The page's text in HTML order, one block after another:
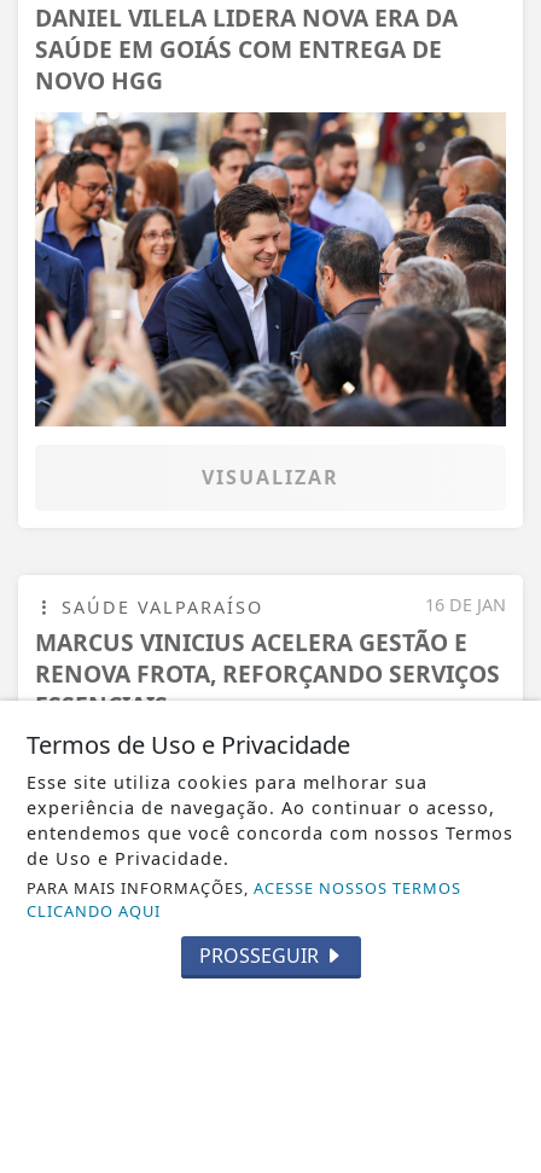
DANIEL VILELA LIDERA NOVA ERA DA
SAÚDE EM GOIÁS COM ENTREGA DE
NOVO HGG
VISUALIZAR
16 DE JAN
SAÚDE VALPARAÍSO
MARCUS VINICIUS ACELERA GESTÃO E
RENOVA FROTA, REFORÇANDO SERVIÇOS
ESSENCIAIS...
Termos de Uso e Privacidade
Esse site utiliza cookies para melhorar sua
experiência de navegação. Ao continuar o acesso,
entendemos que você concorda com nossos Termos
de Uso e Privacidade.
PARA MAIS INFORMAÇÕES,ACESSE NOSSOS TERMOS
CLICANDO AQUI
PROSSEGUIR